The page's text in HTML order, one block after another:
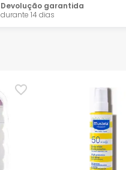
Devolução garantida
durante 14 dias